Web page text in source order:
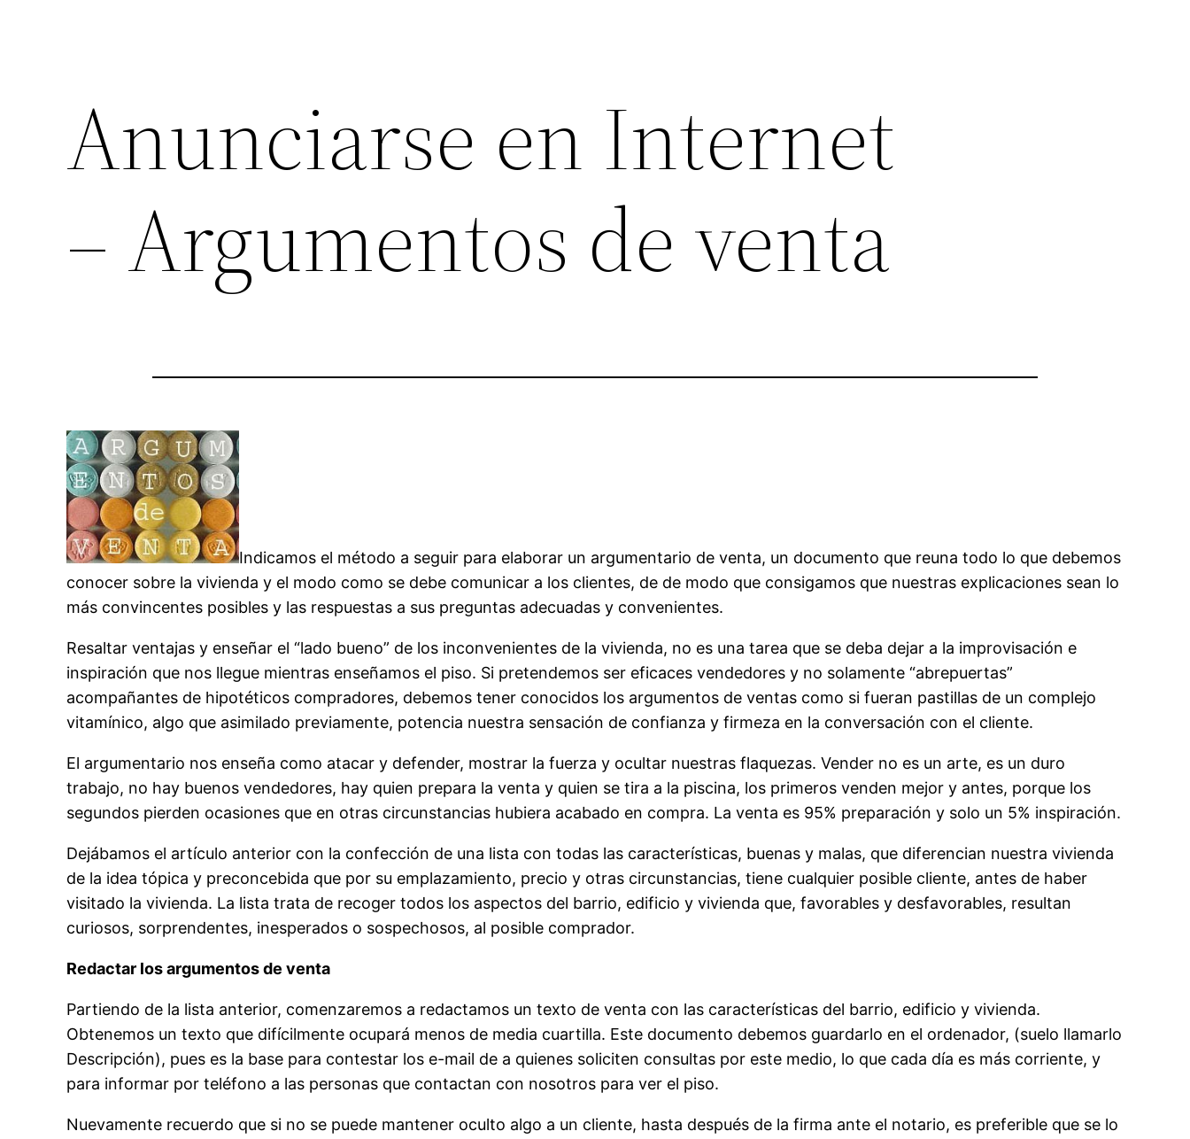
Anunciarse en Internet
– Argumentos de venta
Indicamos el método a seguir para elaborar un argumentario de venta, un documento que reuna todo lo que debemos
conocer sobre la vivienda y el modo como se debe comunicar a los clientes, de de modo que consigamos que nuestras explicaciones sean lo
más convincentes posibles y las respuestas a sus preguntas adecuadas y convenientes.
Resaltar ventajas y enseñar el “lado bueno” de los inconvenientes de la vivienda, no es una tarea que se deba dejar a la improvisación e
inspiración que nos llegue mientras enseñamos el piso. Si pretendemos ser eficaces vendedores y no solamente “abrepuertas”
acompañantes de hipotéticos compradores, debemos tener conocidos los argumentos de ventas como si fueran pastillas de un complejo
vitamínico, algo que asimilado previamente, potencia nuestra sensación de confianza y firmeza en la conversación con el cliente.
El argumentario nos enseña como atacar y defender, mostrar la fuerza y ocultar nuestras flaquezas. Vender no es un arte, es un duro
trabajo, no hay buenos vendedores, hay quien prepara la venta y quien se tira a la piscina, los primeros venden mejor y antes, porque los
segundos pierden ocasiones que en otras circunstancias hubiera acabado en compra. La venta es 95% preparación y solo un 5% inspiración.
Dejábamos el artículo anterior con la confección de una lista con todas las características, buenas y malas, que diferencian nuestra vivienda
de la idea tópica y preconcebida que por su emplazamiento, precio y otras circunstancias, tiene cualquier posible cliente, antes de haber
visitado la vivienda. La lista trata de recoger todos los aspectos del barrio, edificio y vivienda que, favorables y desfavorables, resultan
curiosos, sorprendentes, inesperados o sospechosos, al posible comprador.
Redactar los argumentos de venta
Partiendo de la lista anterior, comenzaremos a redactamos un texto de venta con las características del barrio, edificio y vivienda.
Obtenemos un texto que difícilmente ocupará menos de media cuartilla. Este documento debemos guardarlo en el ordenador, (suelo llamarlo
Descripción), pues es la base para contestar los e-mail de a quienes soliciten consultas por este medio, lo que cada día es más corriente, y
para informar por teléfono a las personas que contactan con nosotros para ver el piso.
Nuevamente recuerdo que si no se puede mantener oculto algo a un cliente, hasta después de la firma ante el notario, es preferible que se lo